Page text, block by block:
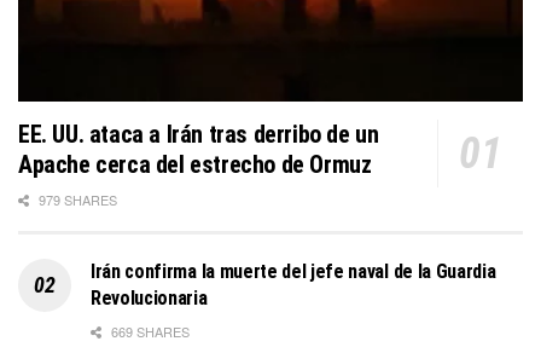
EE. UU. ataca a Irán tras derribo de un
Apache cerca del estrecho de Ormuz
979 SHARES
Irán confirma la muerte del jefe naval de la Guardia
Revolucionaria
669 SHARES